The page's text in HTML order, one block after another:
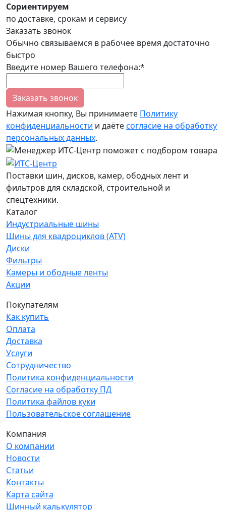
Сориентируем
по доставке, срокам и сервису
Заказать звонок
Обычно связываемся в рабочее время достаточно
быстро
Введите номер Вашего телефона:*
Заказать звонок
Нажимая кнопку, Вы принимаете Политику
конфиденциальности и даётесогласие на обработку
персональных данных.
Поставки шин, дисков, камер, ободных лент и
фильтров для складской, строительной и
спецтехники.
Каталог
Индустриальные шины
Шины для квадроциклов (ATV)
Диски
Фильтры
Камеры и ободные ленты
Акции
Покупателям
Как купить
Оплата
Доставка
Услуги
Сотрудничество
Политика конфиденциальности
Согласие на обработку ПД
Политика файлов куки
Пользовательское соглашение
Компания
О компании
Новости
Статьи
Контакты
Карта сайта
Шинный калькулятор